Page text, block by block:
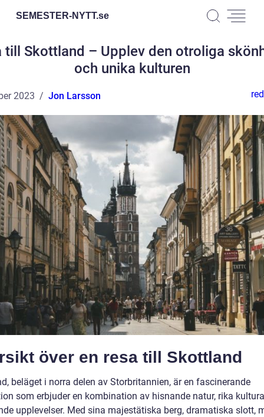
SEMESTER-NYTT.se
till Skottland – Upplev den otroliga
och unika kulturen
2023 Jon Larsson
över en resa till Skottland
beläget i norra delen av Storbritannien, är en fascinerande
som erbjuder en kombination av hisnande natur, rika
upplevelser. Med sina majestätiska berg, dramatiska slott,